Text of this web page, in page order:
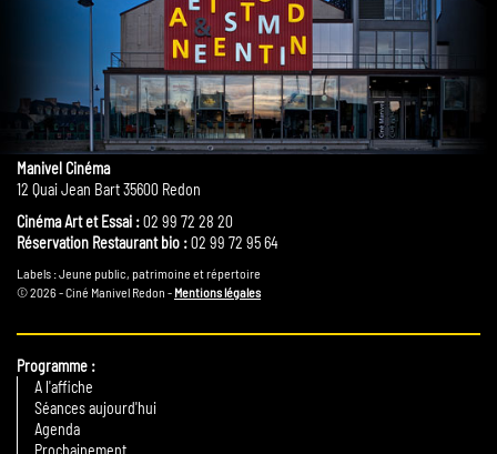
Manivel Cinéma
12 Quai Jean Bart 35600 Redon
Cinéma Art et Essai :02 99 72 28 20
Réservation Restaurant bio :02 99 72 95 64
Labels : Jeune public, patrimoine et répertoire
© 2026 - Ciné Manivel Redon - Mentions légales
Programme
A l'affiche
Séances aujourd'hui
Agenda